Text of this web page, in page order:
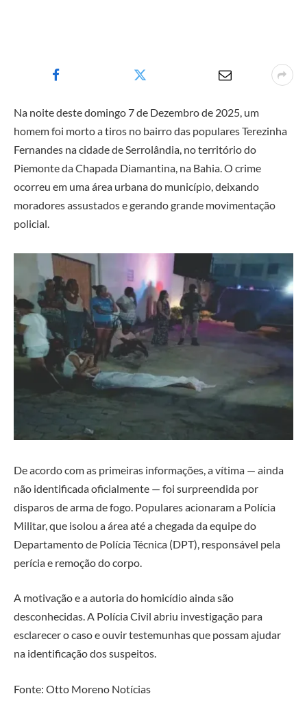
Na noite deste domingo 7 de Dezembro de 2025, um
homem foi morto a tiros no bairro das populares Terezinha
Fernandes na cidade de Serrolândia, no território do
Piemonte da Chapada Diamantina, na Bahia. O crime
ocorreu em uma área urbana do município, deixando
moradores assustados e gerando grande movimentação
policial.
De acordo com as primeiras informações, a vítima — ainda
não identificada oficialmente — foi surpreendida por
disparos de arma de fogo. Populares acionaram a Polícia
Militar, que isolou a área até a chegada da equipe do
Departamento de Polícia Técnica (DPT), responsável pela
perícia e remoção do corpo.
A motivação e a autoria do homicídio ainda são
desconhecidas. A Polícia Civil abriu investigação para
esclarecer o caso e ouvir testemunhas que possam ajudar
na identificação dos suspeitos.
Fonte: Otto Moreno Notícias